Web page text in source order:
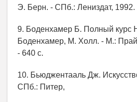
Э. Берн. - СПб.: Лениздат, 1992.
9. Боденхамер Б. Полный курс
Боденхамер, М. Холл. - М.:
- 640 c.
10. Бьюджентааль Дж.
СПб.: Питер,